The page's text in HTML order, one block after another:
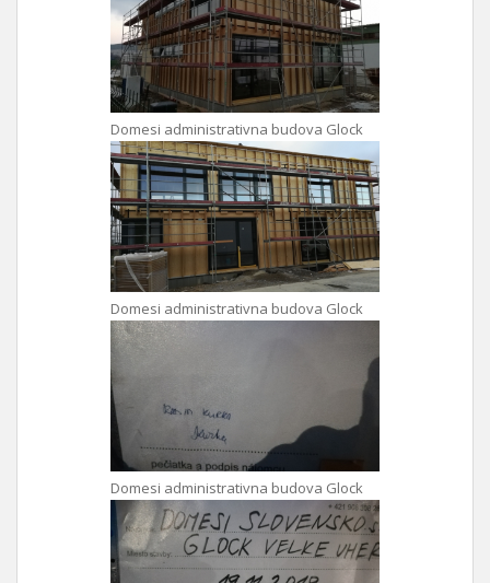
Domesi administrativna budova Glock
Domesi administrativna budova Glock
Domesi administrativna budova Glock